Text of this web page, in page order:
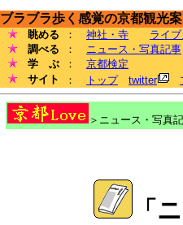
ブラブラ歩く感覚の京都観光
眺める ： 神社・寺
ライ
調べる
： ニュース・写真記事
学 ぶ
： 京都検定
サイト
： トップ twitter
＞ニュース・写真
「